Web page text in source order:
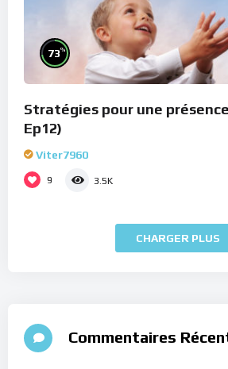
73%
Stratégies pour une présence
Ep12)
Viter7960
9 3.5K
CHARGER PLUS
Commentaires